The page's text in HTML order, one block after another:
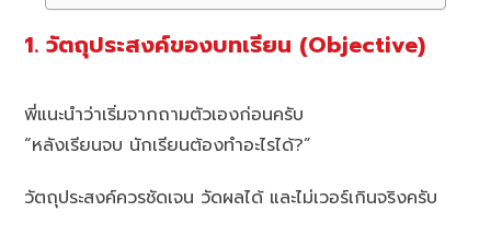
1. วัตถุประสงค์ของบทเรียน (Objective)
พี่แนะนำว่าเริ่มจากถามตัวเองก่อนครับ
“หลังเรียนจบ นักเรียนต้องทำอะไรได้?”
วัตถุประสงค์ควรชัดเจน วัดผลได้ และไม่เวอร์เกินจริงครับ